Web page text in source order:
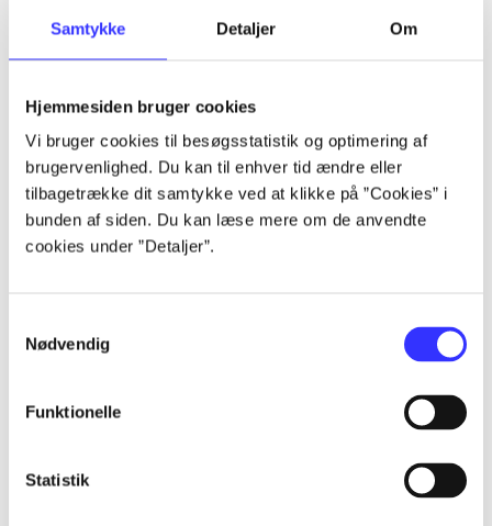
Samtykke Detaljer Om
Hjemmesiden bruger cookies
Vi bruger cookies til besøgsstatistik og optimering af
brugervenlighed. Du kan til enhver tid ændre eller
tilbagetrække dit samtykke ved at klikke på ”Cookies” i
bunden af siden. Du kan læse mere om de anvendte
cookies under ”Detaljer”.
Nødvendig
Funktionelle
Statistik
Artikler
Alle registrerede artikler fordelt på udgivelser
...
...
...